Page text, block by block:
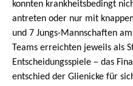
konnten krankheitsbedingt
antreten oder nur mit
und 7 Jungs-Mannschaften
Teams erreichten jeweils als
Entscheidungsspiele – das
entschied der Glienicke für